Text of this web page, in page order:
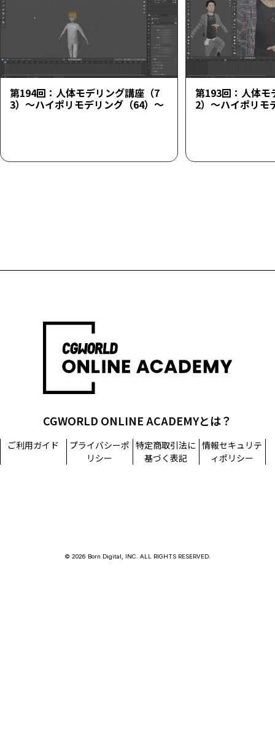
第194回：人体モデリング講座（7
3）～ハイポリモデリング（64）～
第193回：人体モ
2）～ハイポリモ
CGWORLD ONLINE ACADEMYとは？
ご利用ガイド
プライバシーポ
リシー
特定商取引法に
基づく表記
情報セキュリテ
ィポリシー
© 2026 Born Digital, INC. ALL RIGHTS RESERVED.